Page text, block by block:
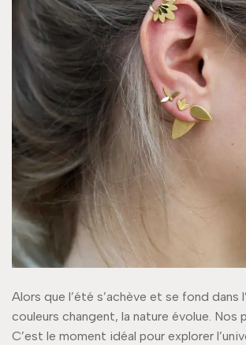
Alors que l’été s’achève et se fond dans
couleurs changent, la nature évolue. Nos
C’est le moment idéal pour explorer